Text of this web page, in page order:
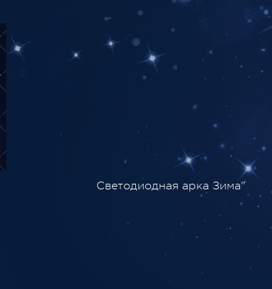
Светодиодная арка Зима"